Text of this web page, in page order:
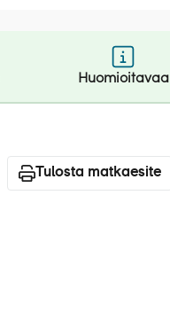
Huomioitavaa
Tulosta matkaesite